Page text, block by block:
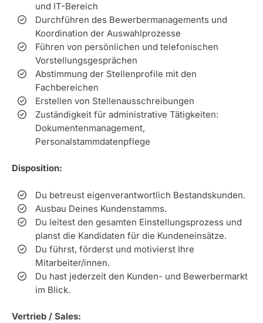
und IT-Bereich
Durchführen des Bewerbermanagements und
Koordination der Auswahlprozesse
Führen von persönlichen und telefonischen
Vorstellungsgesprächen
Abstimmung der Stellenprofile mit den
Fachbereichen
Erstellen von Stellenausschreibungen
Zuständigkeit für administrative Tätigkeiten:
Dokumentenmanagement,
Personalstammdatenpflege
Disposition:
Du betreust eigenverantwortlich Bestandskunden.
Ausbau Deines Kundenstamms.
Du leitest den gesamten Einstellungsprozess und
planst die Kandidaten für die Kundeneinsätze.
Du führst, förderst und motivierst Ihre
Mitarbeiter/innen.
Du hast jederzeit den Kunden- und Bewerbermarkt
im Blick.
Vertrieb / Sales: